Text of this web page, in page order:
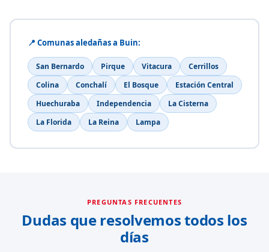
📍 Comunas aledañas a Buin:
San Bernardo Pirque Vitacura
Cerrillos
Colina
Conchalí El Bosque
Estación Central
Huechuraba
Independencia
La Cisterna
La Florida
La Reina Lampa
PREGUNTAS FRECUENTES
Dudas que resolvemos todos los
días